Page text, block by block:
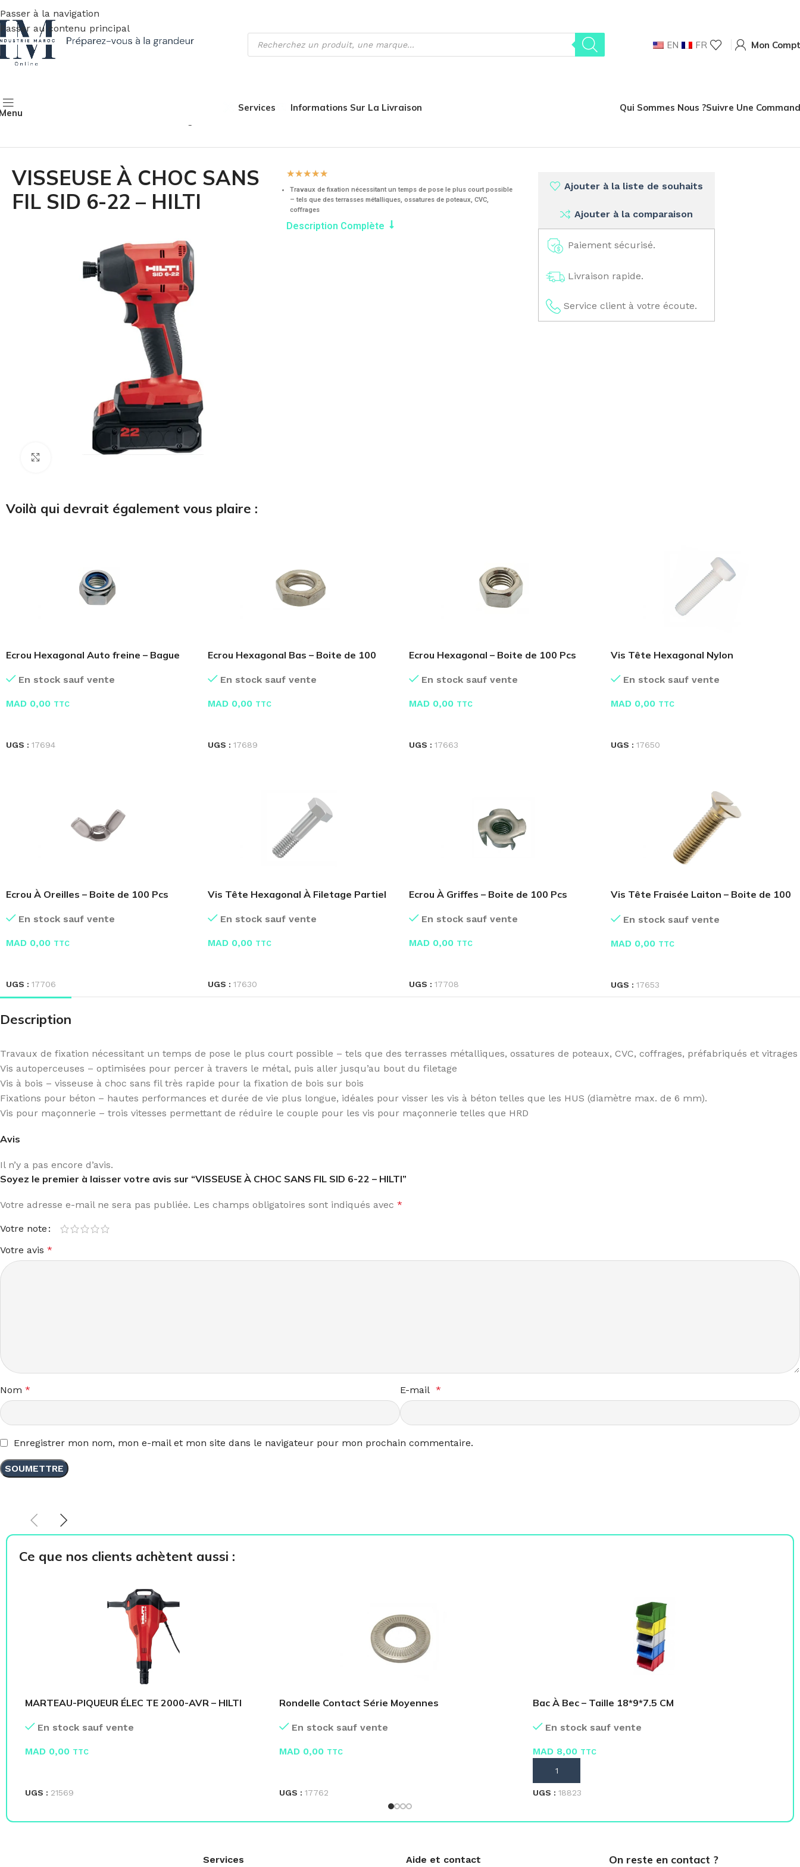
Passer à la navigation
Passer au contenu principal
EN
FR Mon
Services Informations Sur La Livraison Qui Sommes Nous ?Suivre Une
VISSEUSE À CHOC SANS
FIL SID 6-22 – HILTI
Cliquez pour agrandir
☆☆☆☆☆
Travaux de fixation nécessitant un temps de pose le plus court possible
– tels que des terrasses métalliques, ossatures de poteaux, CVC,
coffrages
Description Complète
Ajouter à la liste de souhaits
Ajouter à la comparaison
Paiement sécurisé.
Livraison rapide.
Service client à votre écoute.
Voilà qui devrait également vous plaire :
Ecrou Hexagonal Auto freine – Bague
En stock sauf vente
MAD 0,00 TTC
UGS : 17694
Ecrou Hexagonal Bas – Boite de 100
En stock sauf vente
MAD0,00 TTC
UGS : 17689
Ecrou Hexagonal – Boite de 100 Pcs
En stock sauf vente
MAD 0,00 TTC
UGS : 17663
Vis Tête Hexagonal Nylon
En stock sauf vente
MAD0,00 TTC
UGS : 17650
Ecrou À Oreilles – Boite de 100 Pcs
En stock sauf vente
MAD 0,00 TTC
UGS : 17706
Vis Tête Hexagonal À Filetage Partiel
En stock sauf vente
MAD0,00 TTC
UGS : 17630
Ecrou À Griffes – Boite de 100 Pcs
En stock sauf vente
MAD 0,00 TTC
UGS : 17708
Vis Tête Fraisée Laiton – Boite de 100
En stock sauf vente
MAD0,00 TTC
UGS : 17653
Description
Travaux de fixation nécessitant un temps de pose le plus court possible – tels que des terrasses métalliques, ossatures de poteaux, CVC, coffrages, préfabriqués et vitrages
Vis autoperceuses – optimisées pour percer à travers le métal, puis aller jusqu’au bout du filetage
Vis à bois – visseuse à choc sans fil très rapide pour la fixation de bois sur bois
Fixations pour béton – hautes performances et durée de vie plus longue, idéales pour visser les vis à béton telles que les HUS (diamètre max. de 6 mm).
Vis pour maçonnerie – trois vitesses permettant de réduire le couple pour les vis pour maçonnerie telles que HRD
Avis
Il n’y a pas encore d’avis.
Soyez le premier à laisser votre avis sur “VISSEUSE À CHOC SANS FIL SID 6-22 – HILTI”
Votre adresse e-mail ne sera pas publiée. Les champs obligatoires sont indiqués avec *
Votre note
Votre avis *
Nom * E-mail *
Enregistrer mon nom, mon e-mail et mon site dans le navigateur pour mon prochain commentaire.
Ce que nos clients achètent aussi :
MARTEAU-PIQUEUR ÉLEC TE 2000-AVR – HILTI
En stock sauf vente
MAD 0,00 TTC
UGS : 21569
Rondelle Contact Série Moyennes
En stock sauf vente
MAD0,00 TTC
UGS : 17762
Bac À Bec – Taille 18*9*7.5 CM
En stock sauf vente
MAD 8,00 TTC
AJOUTER AU PANIER
UGS :18823
Services Aide et contact On reste en contact ?